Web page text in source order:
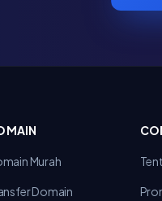
Murah
Domain